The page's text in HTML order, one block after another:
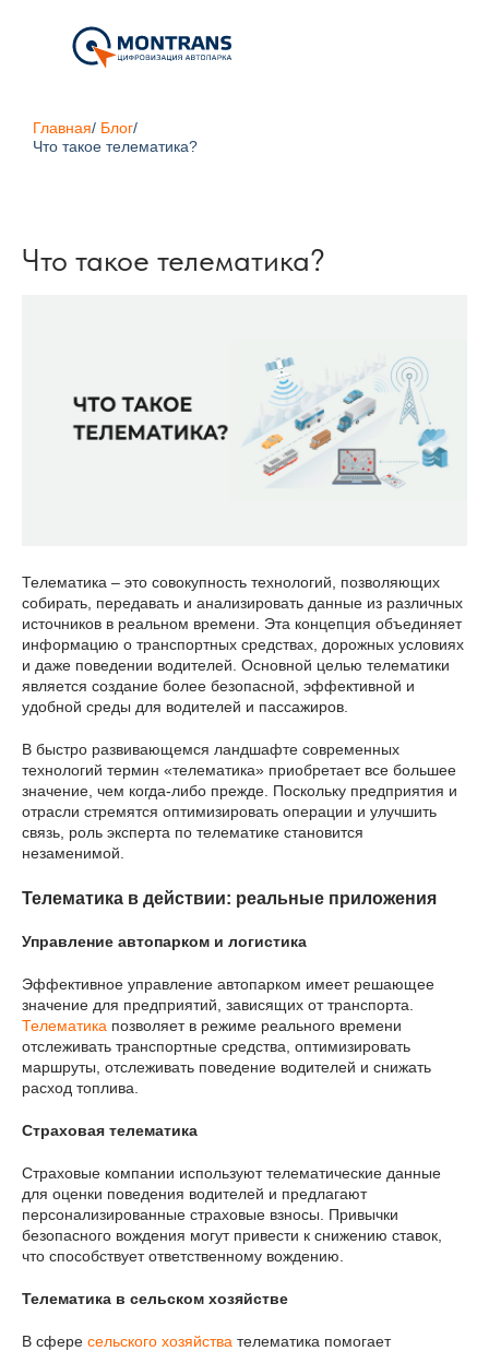
Главная/ Блог/
Что такое телематика?
Что такое телематика?
Телематика – это совокупность технологий, позволяющих
собирать, передавать и анализировать данные из различных
источников в реальном времени. Эта концепция объединяет
информацию о транспортных средствах, дорожных условиях
и даже поведении водителей. Основной целью телематики
является создание более безопасной, эффективной и
удобной среды для водителей и пассажиров.
В быстро развивающемся ландшафте современных
технологий термин «телематика» приобретает все большее
значение, чем когда-либо прежде. Поскольку предприятия и
отрасли стремятся оптимизировать операции и улучшить
связь, роль эксперта по телематике становится
незаменимой.
Телематика в действии: реальные приложения
Управление автопарком и логистика
Эффективное управление автопарком имеет решающее
значение для предприятий, зависящих от транспорта.
Телематика позволяет в режиме реального времени
отслеживать транспортные средства, оптимизировать
маршруты, отслеживать поведение водителей и снижать
расход топлива.
Страховая телематика
Страховые компании используют телематические данные
для оценки поведения водителей и предлагают
персонализированные страховые взносы. Привычки
безопасного вождения могут привести к снижению ставок,
что способствует ответственному вождению.
Телематика в сельском хозяйстве
В сфере сельского хозяйства телематика помогает